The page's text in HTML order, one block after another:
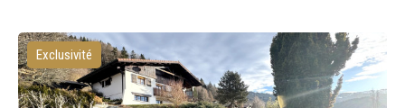
Exclusivité